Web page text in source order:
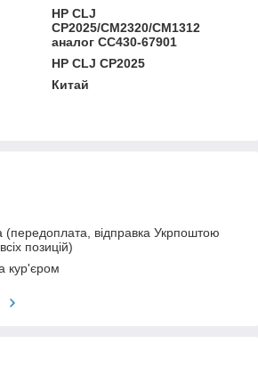
HP CLJ
CP2025/CM2320/CM1312
аналог CC430-67901
HP CLJ CP2025
Китай
(передоплата, відправка Укрпоштою
позицій)
кур'єром